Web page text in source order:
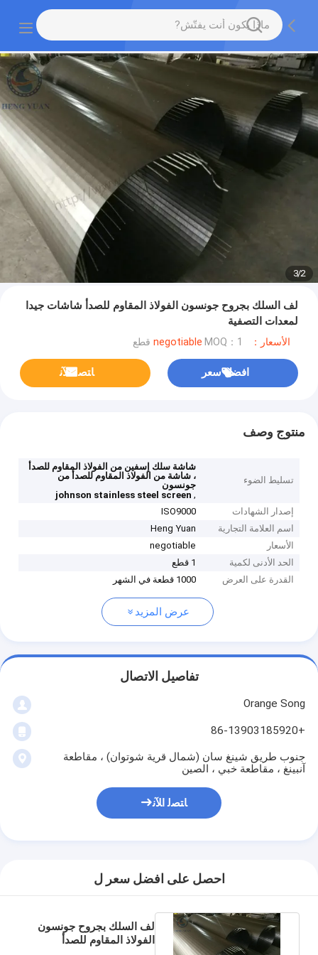
2
/
3
لف السلك بجروح جونسون الفولاذ المقاوم للصدأ شاشات جيدا
لمعدات التصفية
الأسعار：negotiable MOQ：1 قطع
افضل سعر ﺎﺘﺼﻟ ﺍﻶﻧ
منتوج وصف
تسليط الضوء
شاشة سلك إسفين من الفولاذ المقاوم للصدأ
، شاشة من الفولاذ المقاوم للصدأ من
جونسون
,
johnson stainless steel screen
إصدار الشهادات
ISO9000
اسم العلامة التجارية
Heng Yuan
الأسعار
negotiable
الحد الأدنى لكمية
1 قطع
القدرة على العرض
1000 قطعة في الشهر
عرض المزيد
تفاصيل الاتصال
Orange Song
+86-13903185920
جنوب طريق شينغ سان (شمال قرية شوتوان) ، مقاطعة
آنبينغ ، مقاطعة خبي ، الصين
ﺎﺘﺼﻟ ﺍﻶﻧ
احصل على افضل سعر ل
لف السلك بجروح جونسون
الفولاذ المقاوم للصدأ